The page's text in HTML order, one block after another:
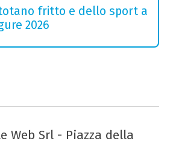
fritto e dello sport a
2026
Web Srl - Piazza della